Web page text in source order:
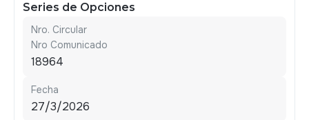
Series de Opciones
Nro. Circular
Nro Comunicado
18964
Fecha
27/3/2026